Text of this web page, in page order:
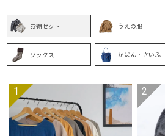
お得セット うえの服
ソックス かばん・さいふ